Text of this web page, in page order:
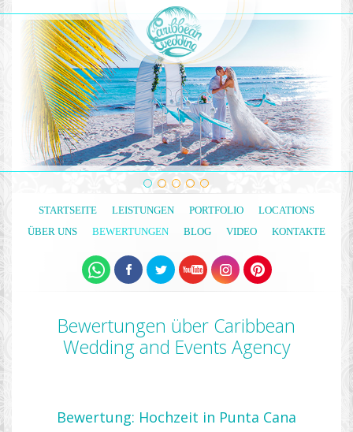
STARTSEITE LEISTUNGEN PORTFOLIO
LOCATIONS
ÜBER UNS
BEWERTUNGEN BLOG VIDEO KONTAKTE
Bewertungen über Caribbean
Wedding and Events Agency
Bewertung: Hochzeit in Punta Cana